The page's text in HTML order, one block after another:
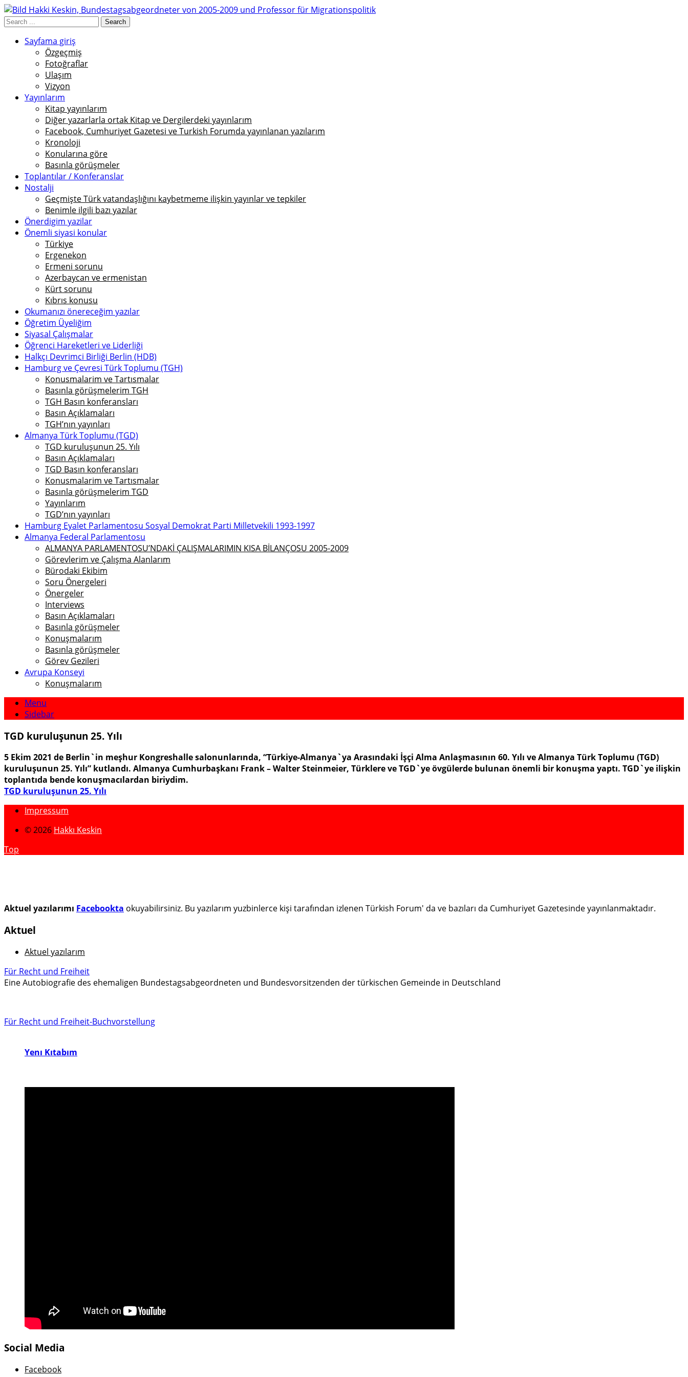
Sayfama giriş
Özgeçmiş
Fotoğraflar
Ulaşım
Vizyon
Yayınlarım
Kitap yayınlarım
Diğer yazarlarla ortak Kitap ve Dergilerdeki yayınlarım
Facebook, Cumhuriyet Gazetesi ve Turkish Forumda yayınlanan yazılarım
Kronoloji
Konularına göre
Basınla görüşmeler
Toplantılar / Konferanslar
Nostalji
Geçmişte Türk vatandaşlığını kaybetmeme ilişkin yayınlar ve tepkiler
Benimle ilgili bazı yazılar
Önerdigim yazilar
Önemli siyasi konular
Türkiye
Ergenekon
Ermeni sorunu
Azerbaycan ve ermenistan
Kürt sorunu
Kıbrıs konusu
Okumanızı önereceğim yazılar
Öğretim Üyeliğim
Siyasal Çalışmalar
Öğrenci Hareketleri ve Liderliği
Halkçı Devrimci Birliği Berlin (HDB)
Hamburg ve Çevresi Türk Toplumu (TGH)
Konusmalarim ve Tartısmalar
Basınla görüşmelerim TGH
TGH Basın konferansları
Basın Açıklamaları
TGH’nın yayınları
Almanya Türk Toplumu (TGD)
TGD kuruluşunun 25. Yılı
Basın Açıklamaları
TGD Basın konferansları
Konusmalarim ve Tartısmalar
Basınla görüşmelerim TGD
Yayınlarım
TGD’nın yayınları
Hamburg Eyalet Parlamentosu Sosyal Demokrat Parti Milletvekili 1993-1997
Almanya Federal Parlamentosu
ALMANYA PARLAMENTOSU’NDAKİ ÇALIŞMALARIMIN KISA BİLANÇOSU 2005-2009
Görevlerim ve Çalışma Alanlarım
Bürodaki Ekibim
Soru Önergeleri
Önergeler
Interviews
Basın Açıklamaları
Basınla görüşmeler
Konuşmalarım
Basınla görüşmeler
Görev Gezileri
Avrupa Konseyi
Konuşmalarım
Menu
Sidebar
TGD kuruluşunun 25. Yılı
5 Ekim 2021 de Berlin`in meşhur Kongreshalle salonunlarında, “Türkiye-Almanya`ya Arasındaki İşçi Alma Anlaşmasının 60. Yılı ve Almanya Türk Toplumu (TGD)
kuruluşunun 25. Yılı” kutlandı. Almanya Cumhurbaşkanı Frank – Walter Steinmeier, Türklere ve TGD`ye övgülerde bulunan önemli bir konuşma yaptı. TGD`ye ilişkin
toplantıda bende konuşmacılardan biriydim.
TGD kuruluşunun 25. Yılı
Impressum
© 2026 Hakkı Keskin
Top
Aktuel yazılarımı Facebookta okuyabilirsiniz. Bu yazılarım yuzbinlerce kişi tarafından izlenen Türkish Forum' da ve bazıları da Cumhuriyet Gazetesinde yayınlanmaktadır.
Aktuel
Aktuel yazılarım
Für Recht und Freiheit
Eine Autobiografie des ehemaligen Bundestagsabgeordneten und Bundesvorsitzenden der türkischen Gemeinde in Deutschland
Für Recht und Freiheit-Buchvorstellung
Yenı Kıtabım
Social Media
Facebook